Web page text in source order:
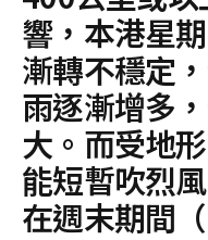
響，本港星
漸轉不穩定
雨逐漸增多
大。而受地
能短暫吹烈
在週末期間